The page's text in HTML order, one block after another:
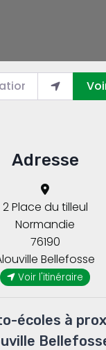
Enter
Adresse
2 Place du tilleul
Bellefosse
Normandie
76190
Voir l'itinéraire
écoles à